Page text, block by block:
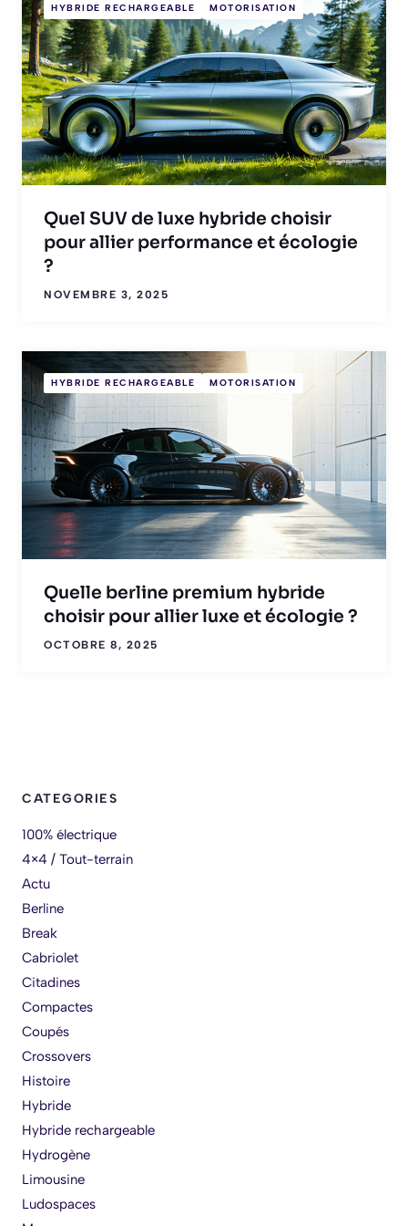
HYBRIDE RECHARGEABLE MOTORISATION
Quel SUV de luxe hybride choisir
pour allier performance et écologie
?
NOVEMBRE 3, 2025
HYBRIDE RECHARGEABLE MOTORISATION
Quelle berline premium hybride
choisir pour allier luxe et écologie ?
OCTOBRE 8, 2025
CATEGORIES
100% électrique
4×4 / Tout-terrain
Actu
Berline
Break
Cabriolet
Citadines
Compactes
Coupés
Crossovers
Histoire
Hybride
Hybride rechargeable
Hydrogène
Limousine
Ludospaces